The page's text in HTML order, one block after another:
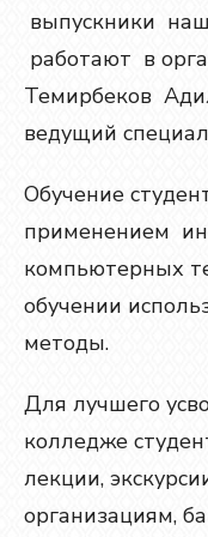
выпускники
работают в
Темирбеков
ведущий
Обучение
применением
компьютерных
обучении
методы.
Для лучшего
колледже
лекции,
организациям,